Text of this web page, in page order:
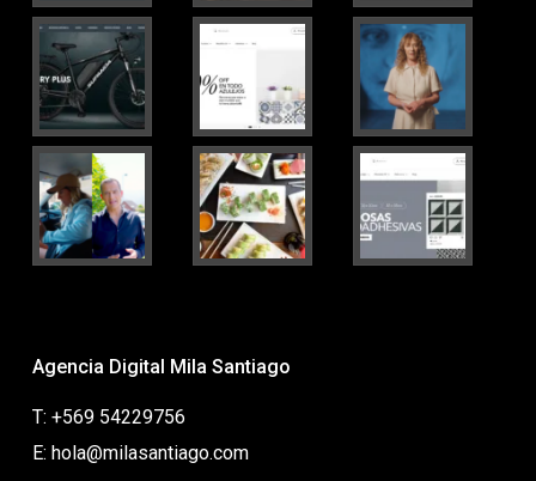
Agencia Digital Mila Santiago
T: +569 54229756
E: hola@milasantiago.com